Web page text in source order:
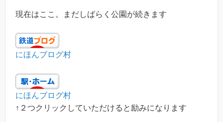
現在はここ。まだしばらく公園が続きます
にほんブログ村
にほんブログ村
↑２つクリックしていただけると励みになります